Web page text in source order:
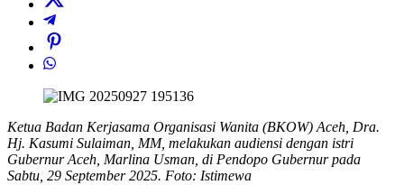
Ketua Badan Kerjasama Organisasi Wanita (BKOW) Aceh, Dra.
Hj. Kasumi Sulaiman, MM, melakukan audiensi dengan istri
Gubernur Aceh, Marlina Usman, di Pendopo Gubernur pada
Sabtu, 29 September 2025. Foto: Istimewa